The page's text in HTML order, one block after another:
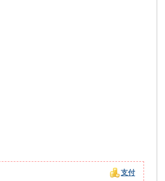
支付